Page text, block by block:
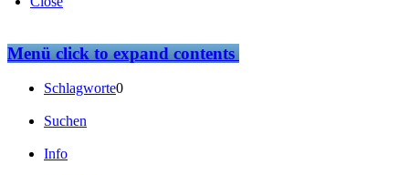
Menüclick to expand contents
Schlagworte0
Suchen
Info